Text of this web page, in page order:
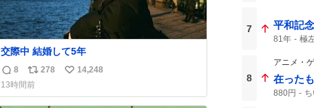
交際中 結婚して5年
返
信
数
8
リ
ポ
ス
278
い
ね
14,248
13時間前
7 平和記
81年 極
8
アニメ・
在った
880円